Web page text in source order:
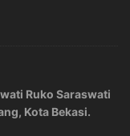
Ruko Saraswati
Kota Bekasi.